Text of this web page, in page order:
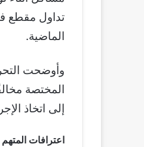
تداول مقطع
الماضية.
وأوضحت
المختصة
إلى اتخاذ
اعترافات